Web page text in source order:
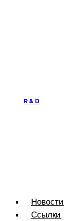
R & D
Новости
Ссылки